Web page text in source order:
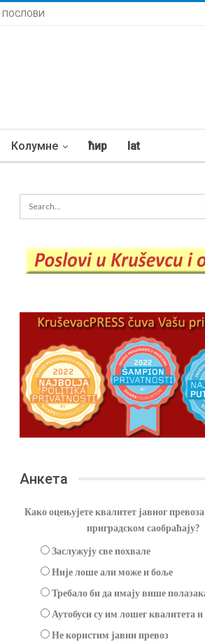
ПОСЛОВИ
Колумне ћир lat
Анкета
Како оцењујете квалитет јавног
приградском саобраћају?
Заслужују све похвале
Није лоше али може и боље
Требало би да имају више
Аутобуси су им лошег квалитета и
Не користим јавни превоз